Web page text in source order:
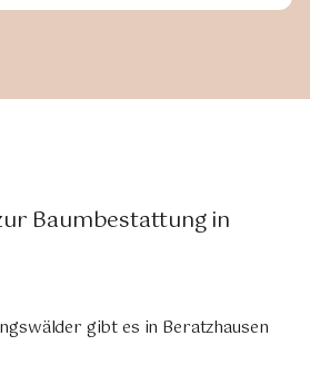
Baumbestattung in
gibt es in Beratzhausen